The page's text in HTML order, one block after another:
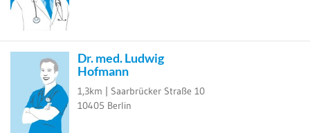
Dr. med. Ludwig
Hofmann
1,3km | Saarbrücker Straße 10
10405 Berlin